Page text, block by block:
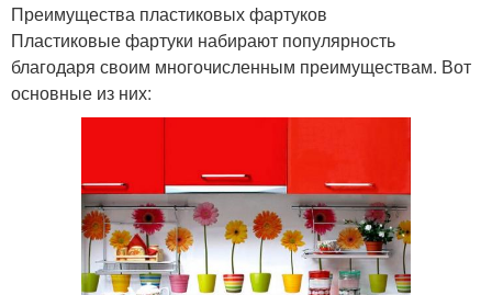
Фартуки с фруктово-
ягодными рисунками
Фартук в стиральной
Стильный фартук Материалы на кухне
Преимущества пластиковых фартуков
Пластиковые фартуки набирают популярность
благодаря своим многочисленным преимуществам. Вот
основные из них: